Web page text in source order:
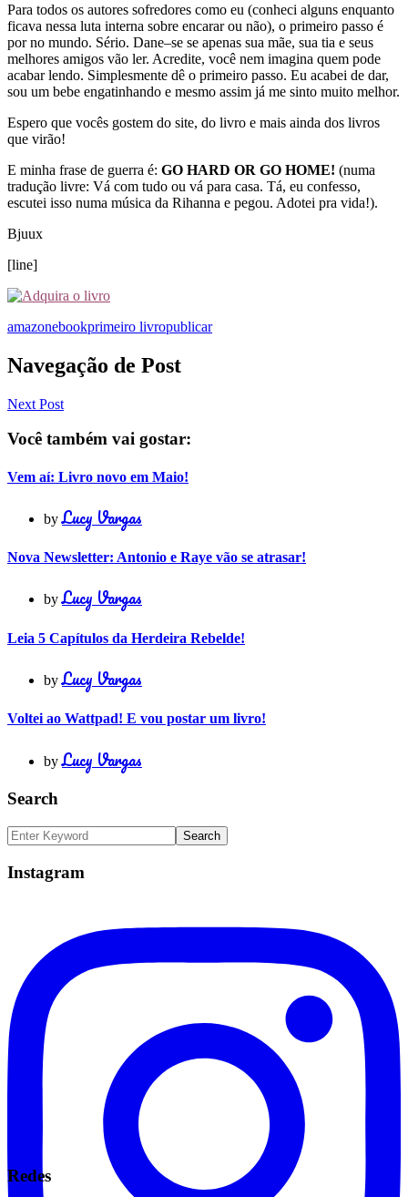
Para todos os autores sofredores como eu (conheci alguns enquanto
ficava nessa luta interna sobre encarar ou não), o primeiro passo é
por no mundo. Sério. Dane–se se apenas sua mãe, sua tia e seus
melhores amigos vão ler. Acredite, você nem imagina quem pode
acabar lendo. Simplesmente dê o primeiro passo. Eu acabei de dar,
sou um bebe engatinhando e mesmo assim já me sinto muito melhor.
Espero que vocês gostem do site, do livro e mais ainda dos livros
que virão!
E minha frase de guerra é: GO HARD OR GO HOME! (numa
tradução livre: Vá com tudo ou vá para casa. Tá, eu confesso,
escutei isso numa música da Rihanna e pegou. Adotei pra vida!).
Bjuux
[line]
amazonebookprimeiro livropublicar
Navegação de Post
Next Post
Você também vai gostar:
Vem aí: Livro novo em Maio!
byLucy Vargas
Nova Newsletter: Antonio e Raye vão se atrasar!
byLucy Vargas
Leia 5 Capítulos da Herdeira Rebelde!
byLucy Vargas
Voltei ao Wattpad! E vou postar um livro!
byLucy Vargas
Search
Instagram
Redes